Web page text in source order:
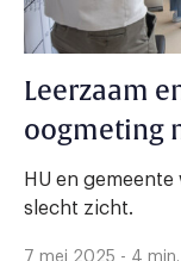
Leerzaam
oogmeting
HU en
slecht zicht.
7 mei 2025 - 4 min.